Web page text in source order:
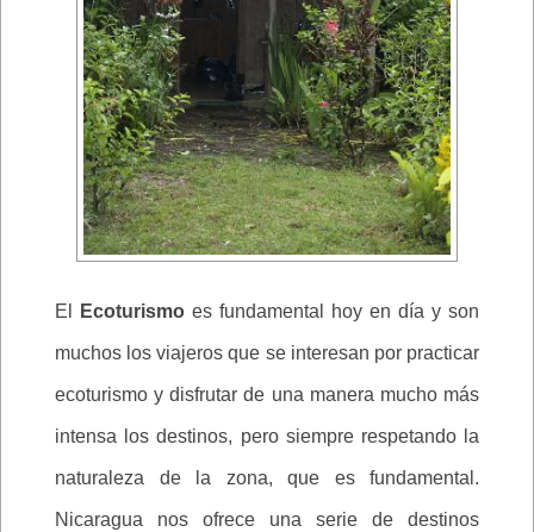
El Ecoturismo es fundamental hoy en día y son
muchos los viajeros que se interesan por practicar
ecoturismo y disfrutar de una manera mucho más
intensa los destinos, pero siempre respetando la
naturaleza de la zona, que es fundamental.
Nicaragua nos ofrece una serie de destinos